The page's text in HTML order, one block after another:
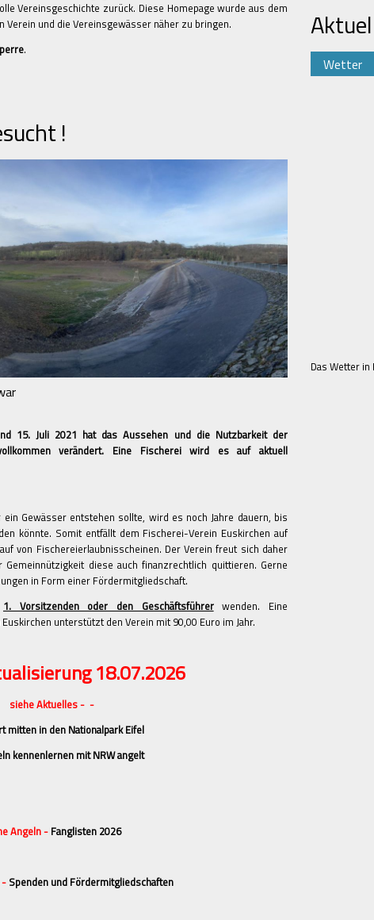
Vereinsgeschichte zurück. Diese Homepage wurde aus dem
und die Vereinsgewässer näher zu bringen.
.
!
15. Juli 2021 hat das Aussehen und die Nutzbarkeit der
verändert. Eine Fischerei wird es auf aktuell
Gewässer entstehen sollte, wird es noch Jahre dauern, bis
könnte. Somit entfällt dem Fischerei-Verein Euskirchen auf
von Fischereierlaubnisscheinen. Der Verein freut sich daher
diese auch finanzrechtlich quittieren. Gerne
in Form einer Fördermitgliedschaft.
1. Vorsitzenden oder den Geschäftsführerwenden. Eine
unterstützt den Verein mit 90,00 Euro im Jahr.
18.07.2026
siehe Aktuelles - -
mitten in den Nationalpark Eifel
kennenlernen mit NRW angelt
Angeln - Fanglisten 2026
-Spenden und Fördermitgliedschaften
Wetter
Das Wetter